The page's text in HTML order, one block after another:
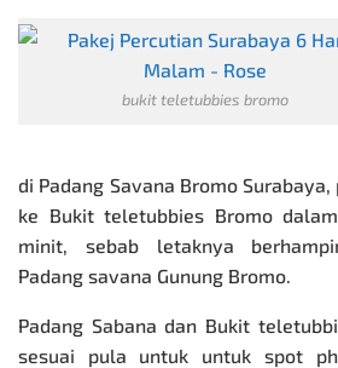
bukit teletubbies bromo
di Padang Savana Bromo
ke Bukit teletubbies Bromo
minit, sebab letaknya
Padang savana Gunung Bromo.
Padang Sabana dan Bukit
sesuai pula untuk untuk spot